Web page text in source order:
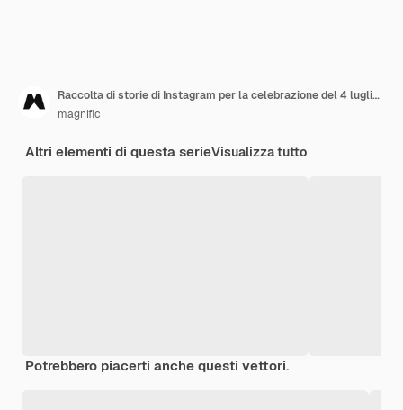
Raccolta di storie di Instagram per la celebrazione del 4 luglio americano
magnific
Altri elementi di questa serieVisualizza tutto
Potrebbero piacerti anche questi vettori.